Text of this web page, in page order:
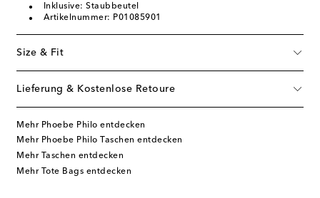
Inklusive: Staubbeutel
Artikelnummer: P01085901
Size & Fit
Lieferung & Kostenlose Retoure
Mehr Phoebe Philo entdecken
Mehr Phoebe Philo Taschen entdecken
Mehr Taschen entdecken
Mehr Tote Bags entdecken